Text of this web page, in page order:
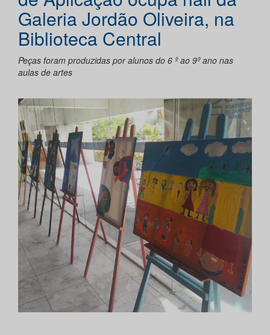
Galeria Jordão Oliveira, na
Biblioteca Central
Peças foram produzidas por alunos do 6 º ao 9º ano nas
aulas de artes